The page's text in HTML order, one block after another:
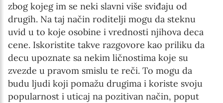
zbog kojeg im se neki slavni više sviđaju od
drugih. Na taj način roditelji mogu da steknu
uvid u to koje osobine i vrednosti njihova deca
cene. Iskoristite takve razgovore kao priliku da
decu upoznate sa nekim ličnostima koje su
zvezde u pravom smislu te reči. To mogu da
budu ljudi koji pomažu drugima i koriste svoju
popularnost i uticaj na pozitivan način, poput